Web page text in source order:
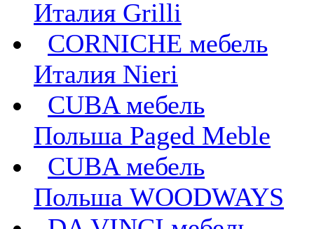
Италия Grilli
CORNICHE мебель
Италия Nieri
CUBA мебель
Польша Paged Meble
CUBA мебель
Польша WOODWAYS